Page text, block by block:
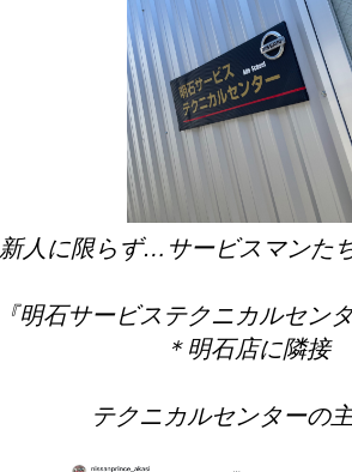
新人に限らず…サービスマンた
『明石サービステクニカルセン
＊明石店に隣接
テクニカルセンターの主